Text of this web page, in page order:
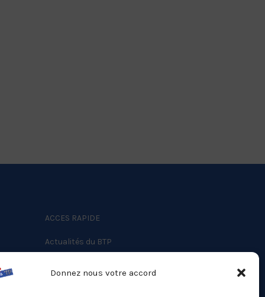
Donnez nous votre accord
ACCES RAPIDE
Actualités du BTP